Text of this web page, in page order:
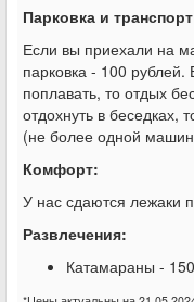
Парковка и
Если вы приехали на
парковка - 100
поплавать, то отдых
отдохнуть в беседках,
(не более одной
Комфорт:
У нас сдаются лежаки
Развлечения:
Катамараны -